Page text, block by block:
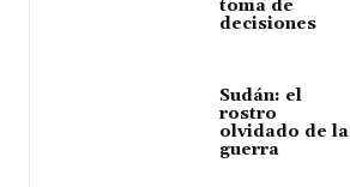
toma de
decisiones
Sudán: el
rostro
olvidado de la
guerra